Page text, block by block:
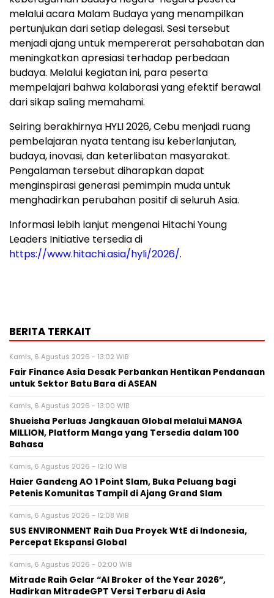
melalui acara Malam Budaya yang menampilkan
pertunjukan dari setiap delegasi. Sesi tersebut
menjadi ajang untuk mempererat persahabatan dan
meningkatkan apresiasi terhadap perbedaan
budaya. Melalui kegiatan ini, para peserta
mempelajari bahwa kolaborasi yang efektif berawal
dari sikap saling memahami.
Seiring berakhirnya HYLI 2026, Cebu menjadi ruang
pembelajaran nyata tentang isu keberlanjutan,
budaya, inovasi, dan keterlibatan masyarakat.
Pengalaman tersebut diharapkan dapat
menginspirasi generasi pemimpin muda untuk
menghadirkan perubahan positif di seluruh Asia.
Informasi lebih lanjut mengenai Hitachi Young
Leaders Initiative tersedia di
https://www.hitachi.asia/hyli/2026/.
BERITA TERKAIT
Kamis, 6 Agustus 2026 - 13:02 WIB
Fair Finance Asia Desak Perbankan Hentikan Pendanaan
untuk Sektor Batu Bara di ASEAN
Kamis, 6 Agustus 2026 - 13:00 WIB
Shueisha Perluas Jangkauan Global melalui MANGA
MILLION, Platform Manga yang Tersedia dalam 100
Bahasa
Kamis, 6 Agustus 2026 - 12:10 WIB
Haier Gandeng AO 1 Point Slam, Buka Peluang bagi
Petenis Komunitas Tampil di Ajang Grand Slam
Kamis, 6 Agustus 2026 - 12:08 WIB
SUS ENVIRONMENT Raih Dua Proyek WtE di Indonesia,
Percepat Ekspansi Global
Kamis, 6 Agustus 2026 - 02:00 WIB
Mitrade Raih Gelar “AI Broker of the Year 2026”,
Hadirkan MitradeGPT Versi Terbaru di Asia